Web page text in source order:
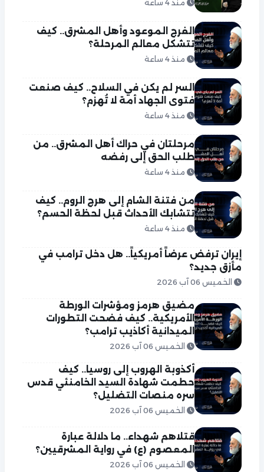
منذ 4 ساعة
الفرج الموعود وأهل المشرق.. كيف
تتشكل معالم المرحلة؟
منذ 4 ساعة
السر لم يكن في السلاح.. كيف صنعت
فتوى الجهاد أمة لا تُهزم؟
منذ 4 ساعة
مرحلتان في حراك أهل المشرق.. من
طلب الحق إلى رفضه
منذ 4 ساعة
من فتنة الشام إلى هرج الروم.. كيف
تتشابك الأحداث قبل لحظة الحسم؟
منذ 4 ساعة
إيران ترفض عرضاً أمريكياً.. هل دخل ترامب في
مأزق جديد؟
الخميس 06 آب 2026
مضيق هرمز ومؤشرات الورطة
الأمريكية.. كيف فضحت التطورات
الميدانية أكاذيب ترامب؟
الخميس 06 آب 2026
أكذوبة الهروب إلى روسيا.. كيف
حطمت شهادة السيد الخامنئي قدس
سره منصات التضليل؟
الخميس 06 آب 2026
قتلاهم شهداء.. ما دلالة عبارة
المعصوم (ع) في رواية المشرقيين؟
الخميس 06 آب 2026